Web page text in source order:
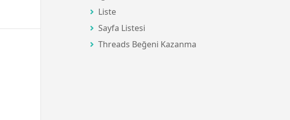
Liste
Sayfa Listesi
Threads Beğeni Kazanma